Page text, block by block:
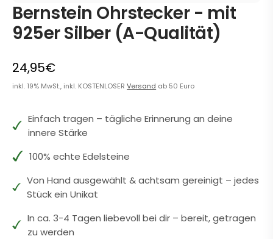
Bernstein Ohrstecker - mit
925er Silber (A-Qualität)
24,95€
inkl. 19% MwSt., inkl. KOSTENLOSERVersand ab 50 Euro
Einfach tragen – tägliche Erinnerung an deine
innere Stärke
100% echte Edelsteine
Von Hand ausgewählt & achtsam gereinigt – jedes
Stück ein Unikat
In ca. 3-4 Tagen liebevoll bei dir – bereit, getragen
zu werden